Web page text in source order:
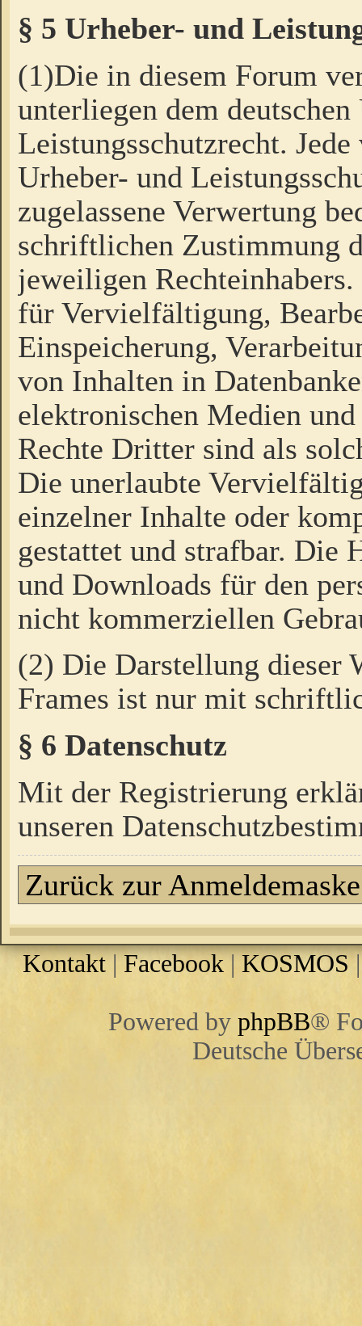
§ 5 Urheber- und
(1)Die in diesem Forum
unterliegen dem
Leistungsschutzrecht.
Urheber- und
zugelassene Verwertung
schriftlichen Zustimmung
jeweiligen
für Vervielfältigung,
Einspeicherung,
von Inhalten in
elektronischen Medien
Rechte Dritter sind als
Die unerlaubte
einzelner Inhalte oder
gestattet und strafbar. Die
und Downloads für den
nicht kommerziellen
(2) Die Darstellung dieser
Frames ist nur mit
§ 6 Datenschutz
Mit der Registrierung
unseren
Zurück zur Anmeldemaske
Kontakt|Facebook|KOSMOS
Powered by phpBB®
Deutsche